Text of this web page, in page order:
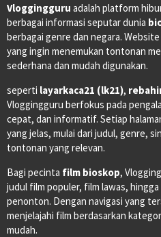
Vloggingguru adalah platform
berbagai informasi seputar dunia
berbagai genre dan negara.
yang ingin menemukan tontonan
sederhana dan mudah digunakan.
seperti layarkaca21 (lk21),
Vloggingguru berfokus pada
cepat, dan informatif. Setiap
yang jelas, mulai dari judul, genre,
tontonan yang relevan.
Bagi pecinta film bioskop,
judul film populer, film lawas,
penonton. Dengan navigasi yang
menjelajahi film berdasarkan
mudah.